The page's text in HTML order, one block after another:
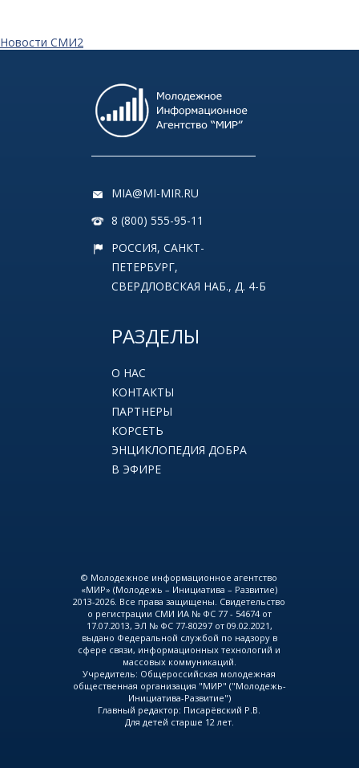
Новости СМИ2
MIA@MI-MIR.RU
8 (800) 555-95-11
РОССИЯ, САНКТ-
ПЕТЕРБУРГ,
СВЕРДЛОВСКАЯ НАБ., Д. 4-Б
РАЗДЕЛЫ
О НАС
КОНТАКТЫ
ПАРТНЕРЫ
КОРСЕТЬ
ЭНЦИКЛОПЕДИЯ ДОБРА
В ЭФИРЕ
© Молодежное информационное агентство
«МИР» (Молодежь – Инициатива – Развитие)
2013-2026. Все права защищены. Свидетельство
о регистрации СМИ ИА № ФС 77 - 54674 от
17.07.2013, ЭЛ № ФС 77-80297 от 09.02.2021,
выдано Федеральной службой по надзору в
сфере связи, информационных технологий и
массовых коммуникаций.
Учредитель: Общероссийская молодежная
общественная организация "МИР" ("Молодежь-
Инициатива-Развитие")
Главный редактор: Писарёвский Р.В.
Для детей старше 12 лет.